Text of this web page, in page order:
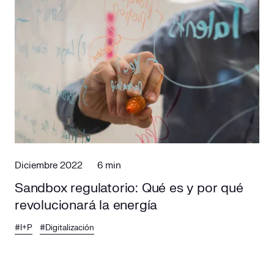
Diciembre 2022 6 min
Sandbox regulatorio: Qué es y por qué
revolucionará la energía
#I+P #Digitalización